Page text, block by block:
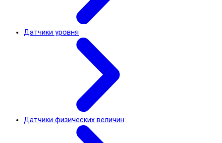
Датчики уровня
Датчики физических величин